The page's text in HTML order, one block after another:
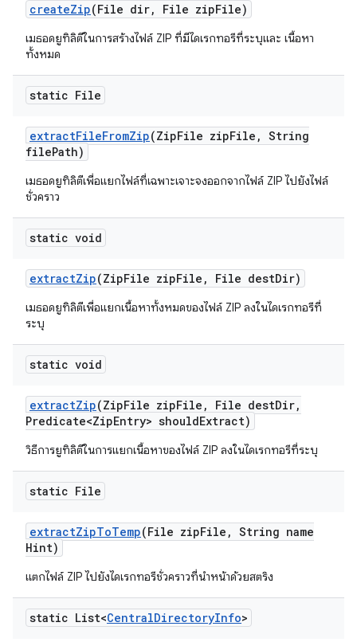
createZip(File dir, File zipFile)
เมธอดยูทิลิตีในการสร้างไฟล์ ZIP ที่มีไดเรกทอรีที่ระบุและ เนื้อหา
ทั้งหมด
static File
extractFileFromZip(ZipFile zipFile , String
filePath)
เมธอดยูทิลิตีเพื่อแยกไฟล์ที่เฉพาะเจาะจงออกจากไฟล์ ZIP ไปยังไฟล์
ชั่วคราว
static void
extractZip(ZipFile zipFile , File destDir)
เมธอดยูทิลิตีเพื่อแยกเนื้อหาทั้งหมดของไฟล์ ZIP ลงในไดเรกทอรีที่
ระบุ
static void
extractZip(ZipFile zipFile , File destDir,
Predicate<ZipEntry> shouldExtract)
วิธีการยูทิลิตีในการแยกเนื้อหาของไฟล์ ZIP ลงในไดเรกทอรีที่ระบุ
static File
extractZipToTemp(File zipFile , String name
Hint)
แตกไฟล์ ZIP ไปยังไดเรกทอรีชั่วคราวที่นำหน้าด้วยสตริง
static List<CentralDirectoryInfo>